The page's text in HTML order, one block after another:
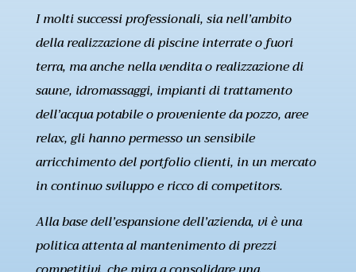
I molti successi professionali, sia nell’ambito
della realizzazione di piscine interrate o fuori
terra, ma anche nella vendita o realizzazione di
saune, idromassaggi, impianti di trattamento
dell’acqua potabile o proveniente da pozzo, aree
relax, gli hanno permesso un sensibile
arricchimento del portfolio clienti, in un mercato
in continuo sviluppo e ricco di competitors.
Alla base dell’espansione dell’azienda, vi è una
politica attenta al mantenimento di prezzi